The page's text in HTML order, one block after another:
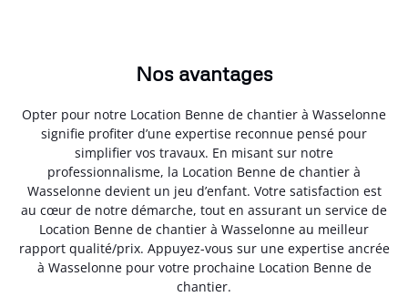
Nos avantages
Opter pour notre Location Benne de chantier à Wasselonne
signifie profiter d’une expertise reconnue pensé pour
simplifier vos travaux. En misant sur notre
professionnalisme, la Location Benne de chantier à
Wasselonne devient un jeu d’enfant. Votre satisfaction est
au cœur de notre démarche, tout en assurant un service de
Location Benne de chantier à Wasselonne au meilleur
rapport qualité/prix. Appuyez-vous sur une expertise ancrée
à Wasselonne pour votre prochaine Location Benne de
chantier.